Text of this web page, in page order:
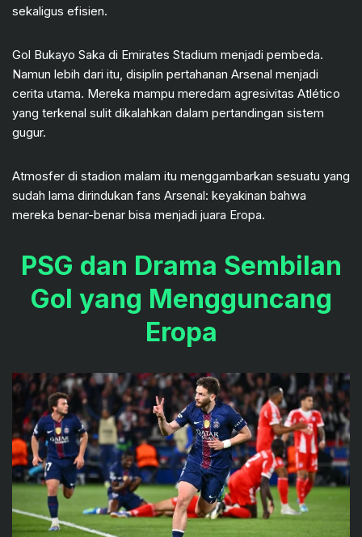
sekaligus efisien.
Gol Bukayo Saka di Emirates Stadium menjadi pembeda.
Namun lebih dari itu, disiplin pertahanan Arsenal menjadi
cerita utama. Mereka mampu meredam agresivitas Atlético
yang terkenal sulit dikalahkan dalam pertandingan sistem
gugur.
Atmosfer di stadion malam itu menggambarkan sesuatu yang
sudah lama dirindukan fans Arsenal: keyakinan bahwa
mereka benar-benar bisa menjadi juara Eropa.
PSG dan Drama Sembilan
Gol yang Mengguncang
Eropa